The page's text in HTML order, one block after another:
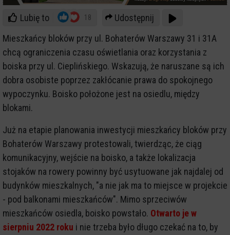
Lubię to 18
Udostępnij
Mieszkańcy bloków przy ul. Bohaterów Warszawy 31 i 31A
chcą ograniczenia czasu oświetlania oraz korzystania z
boiska przy ul. Cieplińskiego. Wskazują, że naruszane są ich
dobra osobiste poprzez zakłócanie prawa do spokojnego
wypoczynku. Boisko położone jest na osiedlu, między
blokami.
Już na etapie planowania inwestycji mieszkańcy bloków przy
Bohaterów Warszawy protestowali, twierdząc, że ciąg
komunikacyjny, wejście na boisko, a także lokalizacja
stojaków na rowery powinny być usytuowane jak najdalej od
budynków mieszkalnych, "a nie jak ma to miejsce w projekcie
- pod balkonami mieszkańców". Mimo sprzeciwów
mieszkańców osiedla, boisko powstało. Otwarto je w
sierpniu 2022 roku i nie trzeba było długo czekać na to, by